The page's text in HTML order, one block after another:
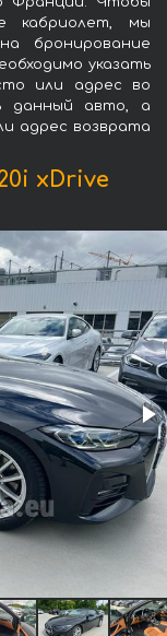
кабриолет, мы
бронирование
указать
или адрес во
данный авто, а
адрес возврата
xDrive